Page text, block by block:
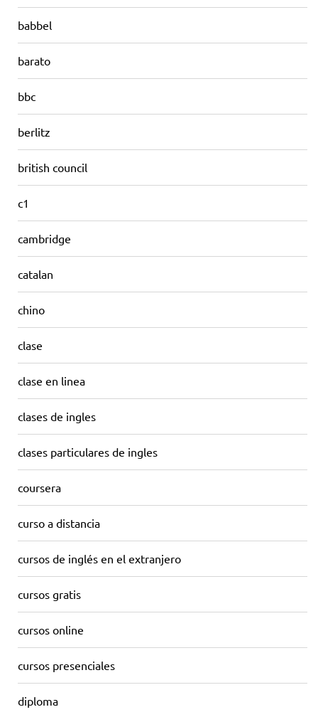
babbel
barato
bbc
berlitz
british council
c1
cambridge
catalan
chino
clase
clase en linea
clases de ingles
clases particulares de ingles
coursera
curso a distancia
cursos de inglés en el extranjero
cursos gratis
cursos online
cursos presenciales
diploma